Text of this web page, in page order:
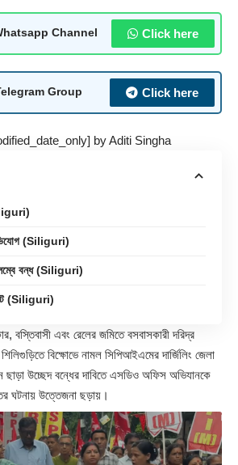
Channel Click here
Group Click here
byAditi Singha
(Siliguri)
বন্ধ (Siliguri)
(Siliguri)
বস্তিবাসী এবং রেলের জমিতে বসবাসকারী দরিদ্র
বিক্ষোভে নামল সিপিআইএমের দার্জিলিং জেলা
ছাড়া উচ্ছেদ বন্ধের দাবিতে এসডিও অফিস অভিযানকে
ঘটনায় উত্তেজনা ছড়ায়।